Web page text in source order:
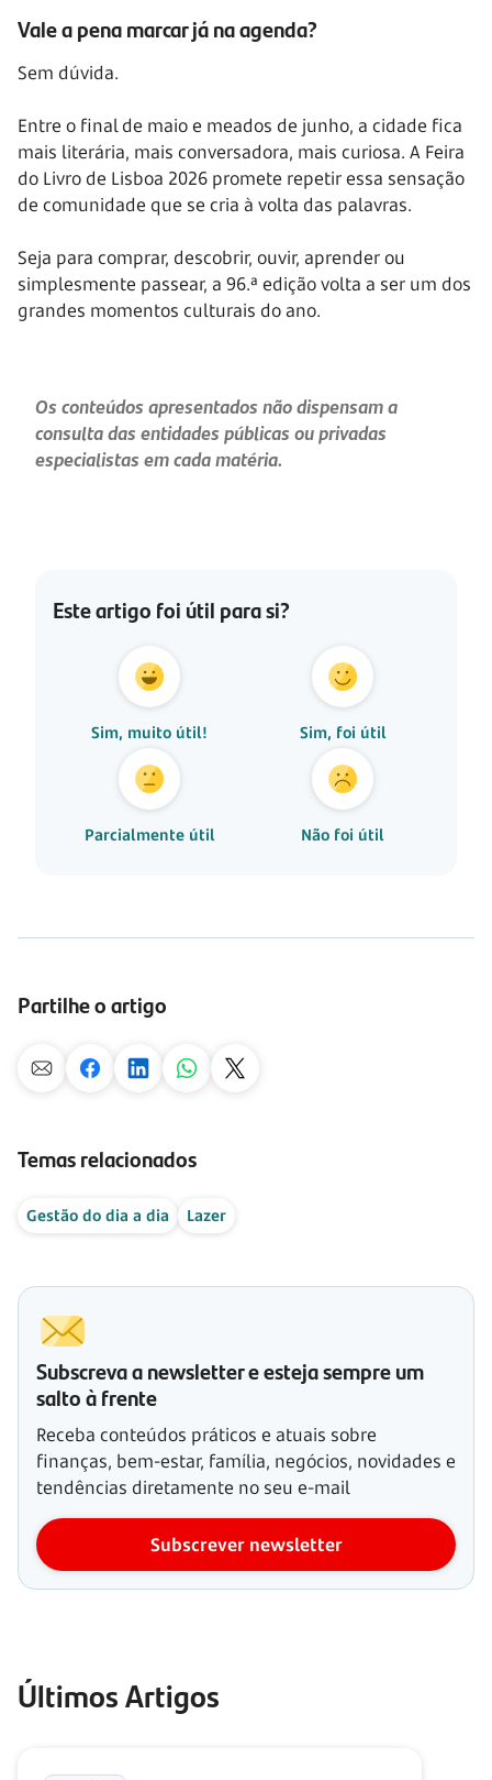
Vale a pena marcar já na agenda?
Sem dúvida.
Entre o final de maio e meados de junho, a cidade fica
mais literária, mais conversadora, mais curiosa. A Feira
do Livro de Lisboa 2026 promete repetir essa sensação
de comunidade que se cria à volta das palavras.
Seja para comprar, descobrir, ouvir, aprender ou
simplesmente passear, a 96.ª edição volta a ser um dos
grandes momentos culturais do ano.
Os conteúdos apresentados não dispensam a
consulta das entidades públicas ou privadas
especialistas em cada matéria.
Este artigo foi útil para si?
Sim, muito útil! Sim, foi útil
Parcialmente útil Não foi útil
Partilhe o artigo
Temas relacionados
Gestão do dia a dia Lazer
Subscreva a newsletter e esteja sempre um
salto à frente
Receba conteúdos práticos e atuais sobre
finanças, bem-estar, família, negócios, novidades e
tendências diretamente no seu e-mail
Subscrever newsletter
Últimos Artigos